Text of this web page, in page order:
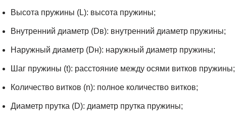
Высота пружины (L): высота пружины;
Внутренний диаметр (Dв): внутренний диаметр пружины;
Наружный диаметр (Dн): наружный диаметр пружины;
Шаг пружины (t): расстояние между осями витков пружины;
Количество витков (n): полное количество витков;
Диаметр прутка (D): диаметр прутка пружины;